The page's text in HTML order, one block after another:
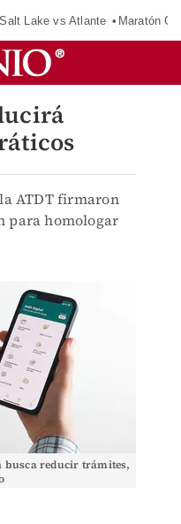
Lake vs Atlante Maratón
ATDT firmaron
para homologar
busca reducir trámites,